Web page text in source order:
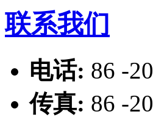
联系我们
电话: 86 -
传真: 86 -